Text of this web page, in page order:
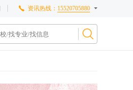
资讯热线： 15520705880